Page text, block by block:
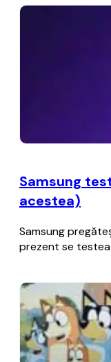
Samsung
acestea)
Samsung
prezent se